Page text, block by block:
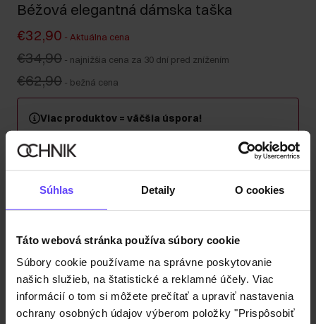
Súhlas Detaily O cookies
Táto webová stránka používa súbory cookie
Súbory cookie používame na správne poskytovanie
našich služieb, na štatistické a reklamné účely. Viac
informácií o tom si môžete prečítať a upraviť nastavenia
ochrany osobných údajov výberom položky "Prispôsobiť
Béžová elegantná dámska taška
€32,90 - Aktuálna cena
€34,90 - najnižšia cena za 30 dní pred znížením
€62,90 - bežná cena
Viac produktov = väčšia úspora!
Kúpte si minimálne 2 kusy z kategórie kabeliek, kufrov
alebo cestovných kozmetických taštičiek a získajte 30
% zľavu na druhý a každý ďalší kus! Kombinujte
ľubovoľne – zľava sa automaticky započítava v košíku.
Popis produktu
Detaily